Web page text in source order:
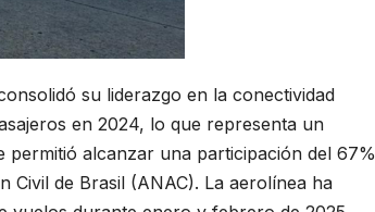
su liderazgo en la conectividad
en 2024, lo que representa un
permitió alcanzar una participación del 67%
Civil de Brasil (ANAC). La aerolínea ha